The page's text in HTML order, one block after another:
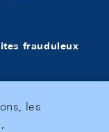
frauduleux
les